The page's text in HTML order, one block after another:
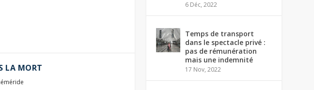
LA MORT
6 Déc, 2022
Temps de transport
dans le spectacle privé :
pas de rémunération
mais une indemnité
17 Nov, 2022